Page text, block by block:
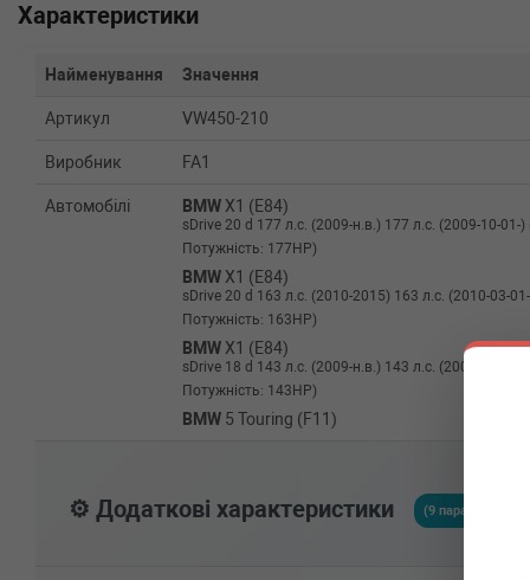
Характеристики
Найменування Значення
Артикул VW450-210
Виробник FA1
Автомобілі BMW X1 (E84)
sDrive 20 d 177 л.с. (2009-н.в.) 177 л.с. (2009-10-01-
Потужність: 177HP)
BMW X1 (E84)
sDrive 20 d 163 л.с. (2010-2015) 163 л.с. (2010-03-
Потужність: 163HP)
BMW X1 (E84)
sDrive 18 d 143 л.с. (2009-н.в.) 143 л.с. (2009-10-01-)
Потужність: 143HP)
BMW 5 Touring (F11)
520 d 177 л.с. (2007-н.в.) 177 л.с. (2007-09-01-)
⚙️ Додаткові характеристики (9 параметрів)